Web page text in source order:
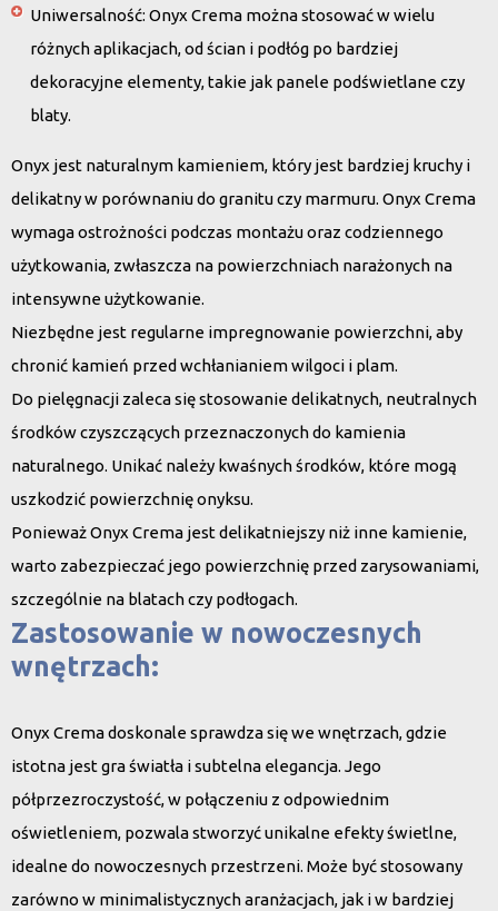
Uniwersalność: Onyx Crema można stosować w wielu
różnych aplikacjach, od ścian i podłóg po bardziej
dekoracyjne elementy, takie jak panele podświetlane czy
blaty.
Onyx jest naturalnym kamieniem, który jest bardziej kruchy i
delikatny w porównaniu do granitu czy marmuru. Onyx Crema
wymaga ostrożności podczas montażu oraz codziennego
użytkowania, zwłaszcza na powierzchniach narażonych na
intensywne użytkowanie.
Niezbędne jest regularne impregnowanie powierzchni, aby
chronić kamień przed wchłanianiem wilgoci i plam.
Do pielęgnacji zaleca się stosowanie delikatnych, neutralnych
środków czyszczących przeznaczonych do kamienia
naturalnego. Unikać należy kwaśnych środków, które mogą
uszkodzić powierzchnię onyksu.
Ponieważ Onyx Crema jest delikatniejszy niż inne kamienie,
warto zabezpieczać jego powierzchnię przed zarysowaniami,
szczególnie na blatach czy podłogach.
Zastosowanie w nowoczesnych
wnętrzach:
Onyx Crema doskonale sprawdza się we wnętrzach, gdzie
istotna jest gra światła i subtelna elegancja. Jego
półprzezroczystość, w połączeniu z odpowiednim
oświetleniem, pozwala stworzyć unikalne efekty świetlne,
idealne do nowoczesnych przestrzeni. Może być stosowany
zarówno w minimalistycznych aranżacjach, jak i w bardziej